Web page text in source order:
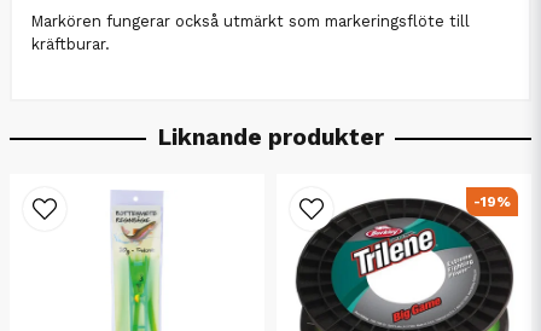
Markören fungerar också utmärkt som markeringsflöte till
kräftburar.
Liknande produkter
-19%